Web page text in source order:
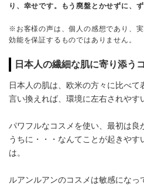
り、幸せです。もう廃盤とかせずに、
※お客様の声は、個人の感想であり、
効能を保証するものではありません。
日本人の繊細な肌に寄り添う
日本人の肌は、欧米の方々に比べて
言い換えれば、環境に左右されやす
パワフルなコスメを使い、最初は良
うちに・・・なんてことが起きや
は。
ルアンルアンのコスメは敏感にな